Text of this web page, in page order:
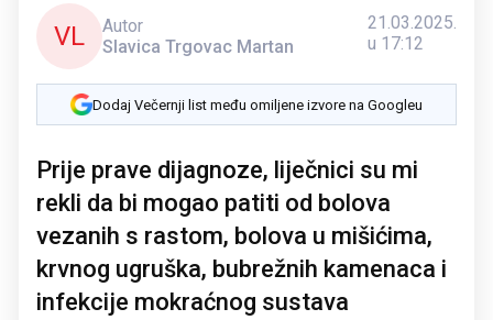
VL
Autor
Slavica Trgovac Martan
21.03.2025.
u 17:12
Dodaj Večernji list među omiljene izvore na Googleu
Prije prave dijagnoze, liječnici su mi
rekli da bi mogao patiti od bolova
vezanih s rastom, bolova u mišićima,
krvnog ugruška, bubrežnih kamenaca i
infekcije mokraćnog sustava